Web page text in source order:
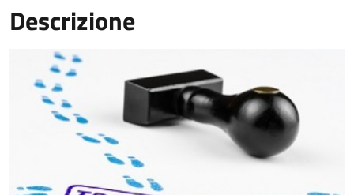
Descrizione